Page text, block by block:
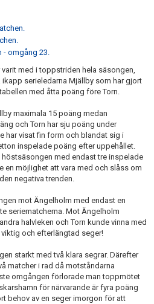
- omgång 23.
med i toppstriden hela säsongen,
serieledarna Mjällby som har gjort
med åtta poäng före Torn.
maximala 15 poäng medan
och Torn har sju poäng under
har visat fin form och blandat sig i
inspelade poäng efter uppehållet.
höstsäsongen med endast tre inspelade
en möjlighet att vara med och slåss om
negativa trenden.
mot Ängelholm med endast en
seriematcherna. Mot Ängelholm
halvleken och Torn kunde vinna med
viktig och efterlängtad seger!
starkt med två klara segrar. Därefter
matcher i rad då motståndarna
omgången förlorade man toppmötet
för närvarande är fyra poäng
behov av en seger imorgon för att